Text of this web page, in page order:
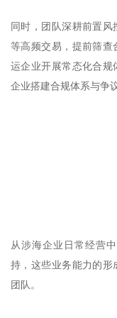
同时，团队深耕前置
等高频交易，提前筛查
运企业开展常态化合规
企业搭建合规体系与争
从涉海企业日常经营
持，这些业务能力的形
团队。